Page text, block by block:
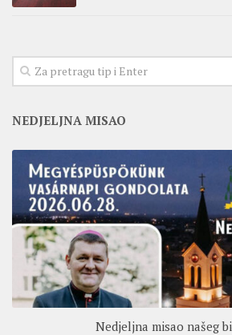
NEDJELJNA MISAO
Nedjeljna misao našeg